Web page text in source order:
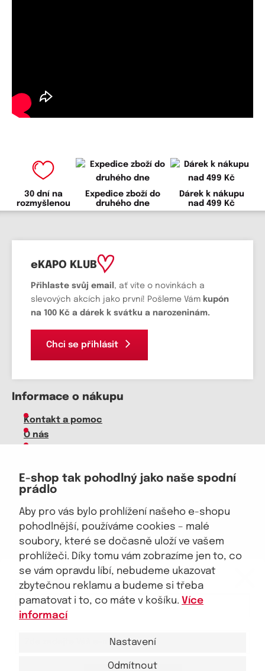
E-shop tak pohodlný jako naše spodní
prádlo
Aby pro vás bylo prohlížení našeho e-shopu
pohodlnější, používáme cookies – malé
soubory, které se dočasně uloží ve vašem
prohlížeči. Díky tomu vám zobrazíme jen to, co
se vám opravdu líbí, nebudeme ukazovat
zbytečnou reklamu a budeme si třeba
pamatovat i to, co máte v košíku. Více
informací
Nastavení
Odmítnout
30 dní na
rozmyšlenou
Expedice zboží do
druhého dne
Dárek k nákupu
nad 499 Kč
eKAPO KLUB
Přihlaste svůj email , ať víte o novinkách a
slevových akcích jako první! Pošleme Vám kupón
na 100 Kč a dárek k svátku a narozeninám.
Chci se přihlásit
Informace o nákupu
Kontakt a pomoc
O nás
Velkoobchod
Vrácení zboží, reklamace
Obchodní podmínky
Průvodce spokojené ženy
Staňte se naším fanouškem
Jsme důvěryhodný obchod
eKAPO KLUB
Sleva 100 Kč na první nákupnad 1000 Kč